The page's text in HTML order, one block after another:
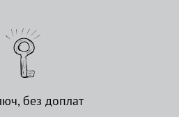
без доплат